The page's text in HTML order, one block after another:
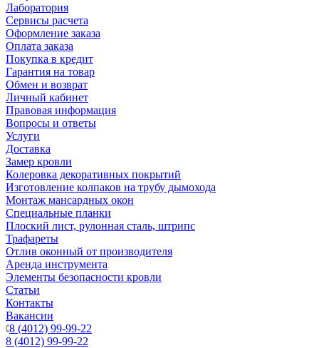
Лаборатория
Сервисы расчета
Оформление заказа
Оплата заказа
Покупка в кредит
Гарантия на товар
Обмен и возврат
Личный кабинет
Правовая информация
Вопросы и ответы
Услуги
Доставка
Замер кровли
Колеровка декоративных покрытий
Изготовление колпаков на трубу дымохода
Монтаж мансардных окон
Специальные планки
Плоский лист, рулонная сталь, штрипс
Трафареты
Отлив оконный от производителя
Аренда инструмента
Элементы безопасности кровли
Статьи
Контакты
Вакансии
8 (4012) 99-99-22
8 (4012) 99-99-22